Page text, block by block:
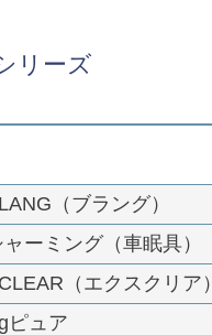
リーズ
（ブラング）
ャーミング（車眠具）
（エクスクリア）
ピュア